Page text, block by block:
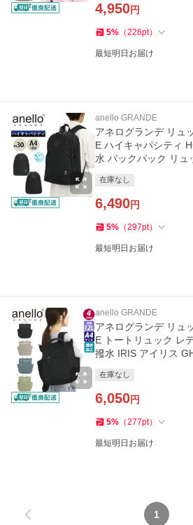
4,950円
5% （226pt）
最短明日お届け
anello GRANDE
アネログランデ リュ
E ハイキャパシティ
水 バックパック リュ
在庫なし
6,490円
5% （297pt）
最短明日お届け
anello GRANDE
アネログランデ リュ
E トートリュック レ
撥水 IRIS アイリス
在庫なし
6,050円
5% （277pt）
最短明日お届け
1